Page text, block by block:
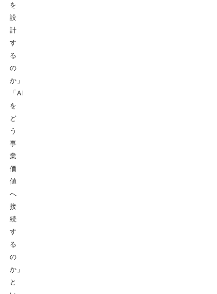
を
設
計
す
る
の
か」
「AI
を
ど
う
事
業
価
値
へ
接
続
す
る
の
か」
と